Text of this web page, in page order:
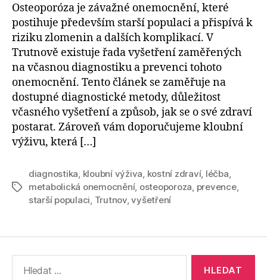
Osteoporóza je závažné onemocnění, které
postihuje především starší populaci a přispívá k
riziku zlomenin a dalších komplikací. V
Trutnově existuje řada vyšetření zaměřených
na včasnou diagnostiku a prevenci tohoto
onemocnění. Tento článek se zaměřuje na
dostupné diagnostické metody, důležitost
včasného vyšetření a způsob, jak se o své zdraví
postarat. Zároveň vám doporučujeme kloubní
výživu, která […]
Štítky
diagnostika, kloubní výživa, kostní zdraví, léčba,
metabolická onemocnění, osteoporoza, prevence,
starší populaci, Trutnov,vyšetření
vyhledávání: